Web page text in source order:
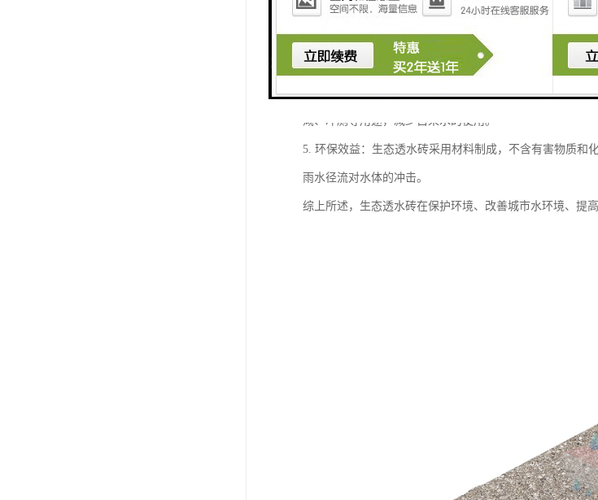
致的意外事故。
3. 冷却效果：相比于传统的混凝土路面，生态透水砖因具
善城市的热岛效应。
4. 感水效果：生态透水砖能够吸收和储存雨水，有效利用
溉、冲厕等用途，减少自来水的使用。
5. 环保效益：生态透水砖采用材料制成，不含有害物质和
雨水径流对水体的冲击。
综上所述，生态透水砖在保护环境、改善城市水环境、提